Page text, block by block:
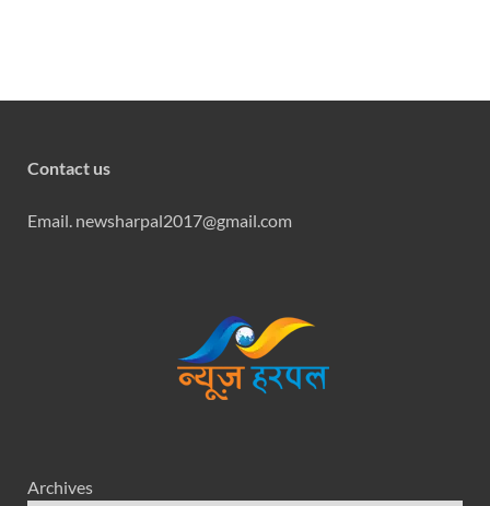
Contact us
Email. newsharpal2017@gmail.com
Archives